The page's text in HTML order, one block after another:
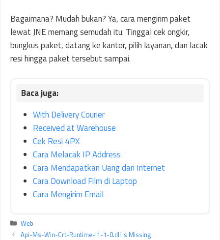
Bagaimana? Mudah bukan? Ya, cara mengirim paket
lewat JNE memang semudah itu. Tinggal cek ongkir,
bungkus paket, datang ke kantor, pilih layanan, dan lacak
resi hingga paket tersebut sampai.
With Delivery Courier
Received at Warehouse
Cek Resi 4PX
Cara Melacak IP Address
Cara Mendapatkan Uang dari Internet
Cara Download Film di Laptop
Cara Mengirim Email
Kategori
Web
Api-Ms-Win-Crt-Runtime-l1-1-0.dll is Missing